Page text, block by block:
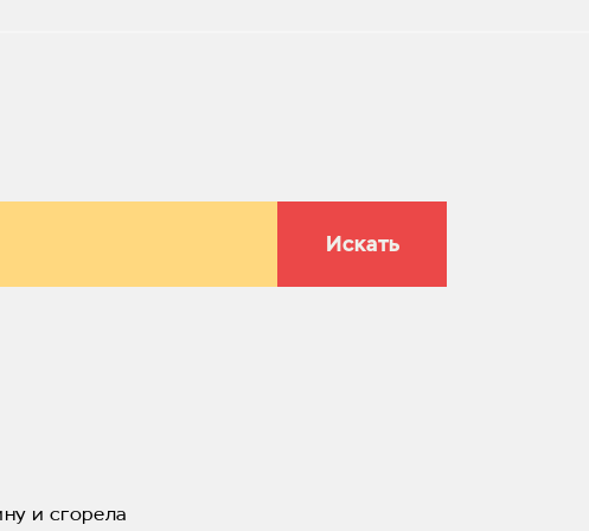
Искать
и сгорела